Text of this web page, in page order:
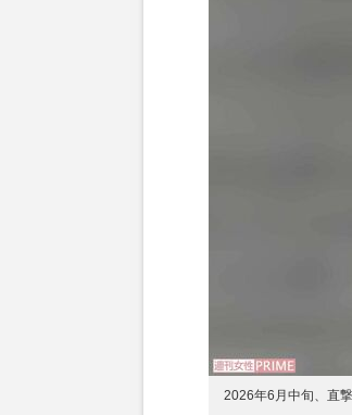
2026年6月中旬、直